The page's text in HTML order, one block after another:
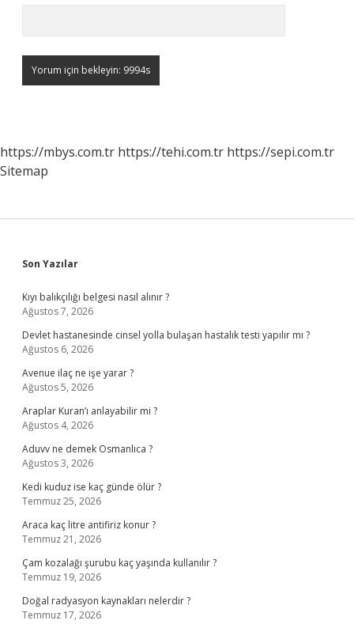
https://mbys.com.tr https://tehi.com.tr https://sepi.com.tr
Sitemap
Sidebar
Son Yazılar
Kıyı balıkçılığı belgesi nasıl alınır ?
Ağustos 7, 2026
Devlet hastanesinde cinsel yolla bulaşan hastalık testi yapılır mı ?
Ağustos 6, 2026
Avenue ilaç ne işe yarar ?
Ağustos 5, 2026
Araplar Kuran’ı anlayabilir mi ?
Ağustos 4, 2026
Aduvv ne demek Osmanlıca ?
Ağustos 3, 2026
Kedi kuduz ise kaç günde ölür ?
Temmuz 25, 2026
Araca kaç litre antifiriz konur ?
Temmuz 21, 2026
Çam kozalağı şurubu kaç yaşında kullanılır ?
Temmuz 19, 2026
Doğal radyasyon kaynakları nelerdir ?
Temmuz 17, 2026